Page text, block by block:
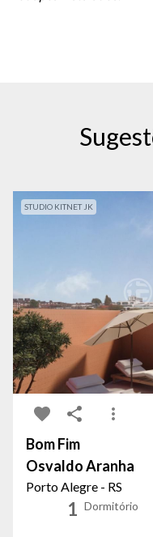
STUDIO KITNET JK
Bom Fim
Osvaldo Aranha
Porto Alegre - RS
1 Dormitório